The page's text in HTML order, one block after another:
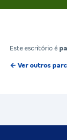
Este escritório é
← Ver outros